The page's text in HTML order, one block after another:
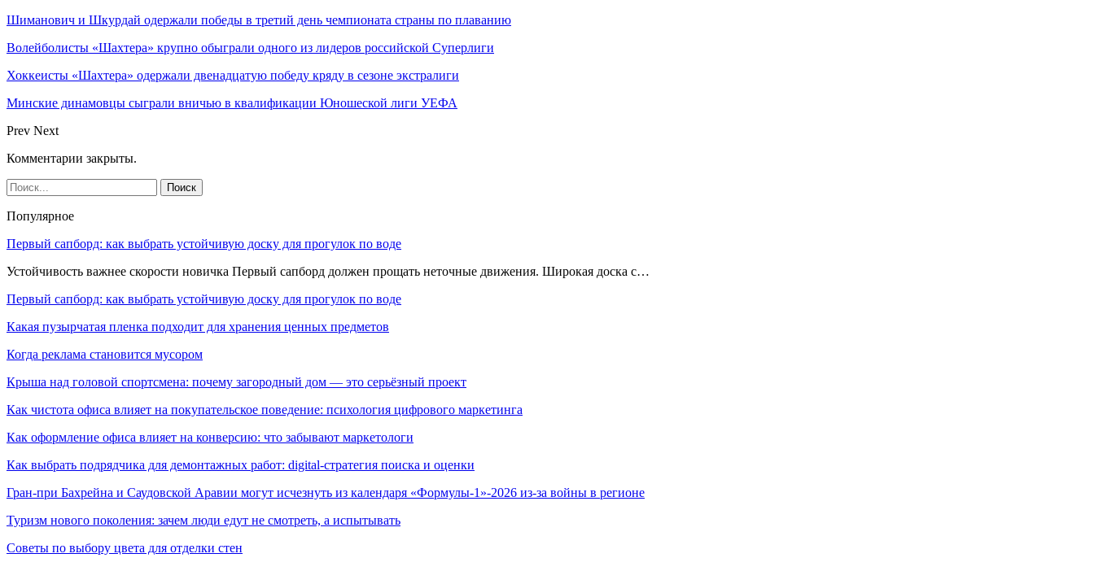
Шиманович и Шкурдай одержали победы в третий день чемпионата страны по плаванию
Волейболисты «Шахтера» крупно обыграли одного из лидеров российской Суперлиги
Хоккеисты «Шахтера» одержали двенадцатую победу кряду в сезоне экстралиги
Минские динамовцы сыграли вничью в квалификации Юношеской лиги УЕФА
Prev Next
Комментарии закрыты.
Популярное
Первый сапборд: как выбрать устойчивую доску для прогулок по воде
Устойчивость важнее скорости новичка Первый сапборд должен прощать неточные движения. Широкая доска с…
Первый сапборд: как выбрать устойчивую доску для прогулок по воде
Какая пузырчатая пленка подходит для хранения ценных предметов
Когда реклама становится мусором
Крыша над головой спортсмена: почему загородный дом — это серьёзный проект
Как чистота офиса влияет на покупательское поведение: психология цифрового маркетинга
Как оформление офиса влияет на конверсию: что забывают маркетологи
Как выбрать подрядчика для демонтажных работ: digital-стратегия поиска и оценки
Гран-при Бахрейна и Саудовской Аравии могут исчезнуть из календаря «Формулы-1»-2026 из-за войны в регионе
Туризм нового поколения: зачем люди едут не смотреть, а испытывать
Советы по выбору цвета для отделки стен